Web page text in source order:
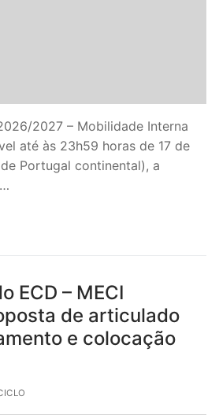
2027 – Mobilidade Interna
até às 23h59 horas de 17 de
Portugal continental), a
ECD – MECI
de articulado
e colocação